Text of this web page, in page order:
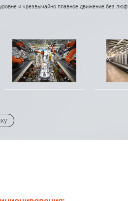
и чрезвычайно плавное движение без